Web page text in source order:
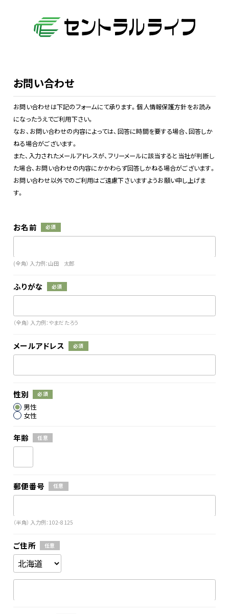
お問い合わせ
お問い合わせは下記のフォームにて承ります。個人情報保護方針をお読み
になったうえでご利用下さい。
なお、お問い合わせの内容によっては、回答に時間を要する場合、回答しか
ねる場合がございます。
また、入力されたメールアドレスが、フリーメールに該当すると当社が判断し
た場合、お問い合わせの内容にかかわらず回答しかねる場合がございます。
お問い合わせ以外でのご利用はご遠慮下さいますようお願い申し上げま
す。
必須
お名前
(全角） 入力例：山田 太郎
必須
ふりがな
（全角） 入力例：やまだ たろう
必須
メールアドレス
必須
性別
男性
女性
任意
年齢
任意
郵便番号
（半角） 入力例：102-8125
任意
ご住所